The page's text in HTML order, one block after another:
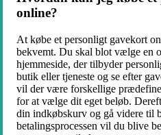
online?
At købe et personligt gavekort
bekvemt. Du skal blot vælge en
hjemmeside, der tilbyder
butik eller tjeneste og se efter
vil der være forskellige
for at vælge dit eget beløb.
din indkøbskurv og gå videre til
betalingsprocessen vil du blive